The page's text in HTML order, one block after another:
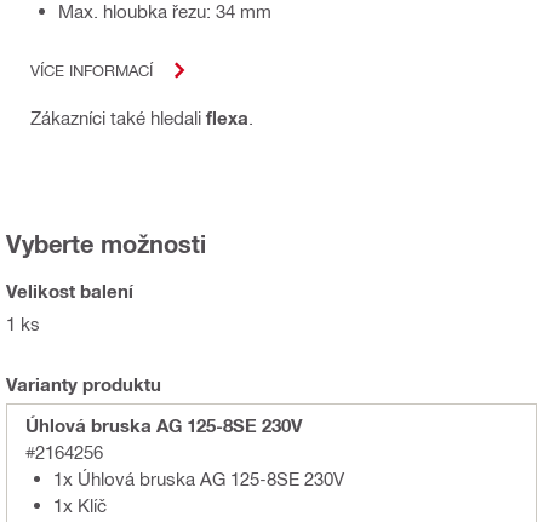
Max. hloubka řezu: 34 mm
VÍCE INFORMACÍ
Zákazníci také hledali flexa
Vyberte možnosti
Velikost balení
1 ks
Varianty produktu
Úhlová bruska AG 125-8SE 230V
#2164256
1x Úhlová bruska AG 125-8SE 230V
1x Klíč